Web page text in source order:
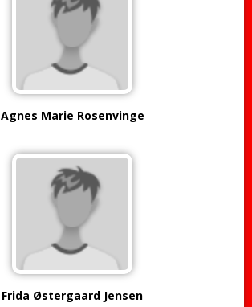
Agnes Marie Rosenvinge
Frida Østergaard Jensen